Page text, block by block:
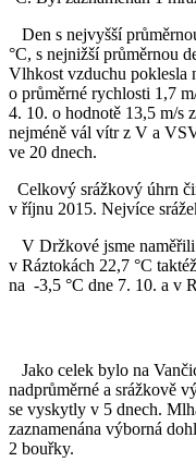
Den s nejvyšší
°C, s nejnižší průměrnou
Vlhkost vzduchu poklesla
o průměrné rychlosti 1,7
4. 10. o hodnotě 13,5 m/s
nejméně vál vítr z V a
ve 20 dnech.
Celkový srážkový úhrn
v říjnu 2015. Nejvíce
V Držkové jsme
v Ráztokách 22,7 °C
na -3,5 °C dne 7. 10. a v
Jako celek bylo na
nadprůměrné a srážkově
se vyskytly v 5 dnech.
zaznamenána výborná
2 bouřky.